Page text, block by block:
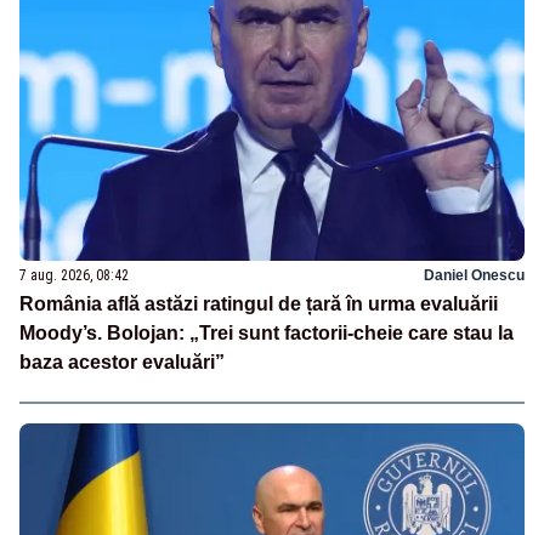
7 aug. 2026, 08:42 Daniel Onescu
România află astăzi ratingul de țară în urma evaluării
Moody’s. Bolojan: „Trei sunt factorii-cheie care stau la
baza acestor evaluări”